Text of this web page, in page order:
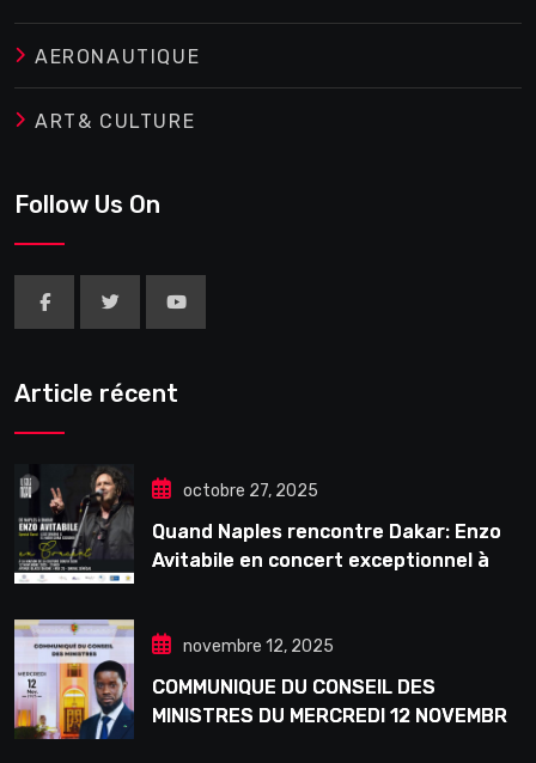
AERONAUTIQUE
ART& CULTURE
Follow Us On
Article récent
octobre 27, 2025
Quand Naples rencontre Dakar: Enzo
Avitabile en concert exceptionnel à
novembre 12, 2025
COMMUNIQUE DU CONSEIL DES
MINISTRES DU MERCREDI 12 NOVEMBRE